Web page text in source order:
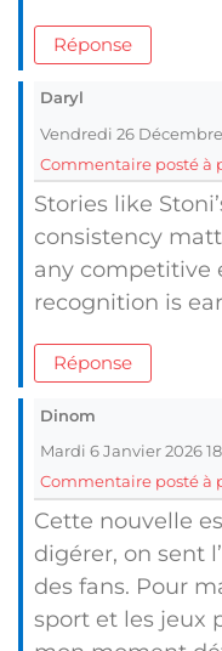
Réponse
Daryl
Vendredi 26 Décembre
Commentaire posté à
Stories like
consistency
any competitive
recognition is
Réponse
Dinom
Mardi 6 Janvier 2026
Commentaire posté à
Cette nouvelle
digérer, on sent
des fans. Pour
sport et les jeux